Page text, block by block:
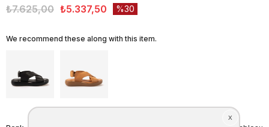
₺7.625,00 ₺5.337,50 30
We recommend these along with this item.